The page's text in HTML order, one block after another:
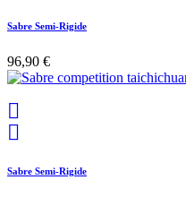
Sabre Semi-Rigide
96,90 €


Sabre Semi-Rigide